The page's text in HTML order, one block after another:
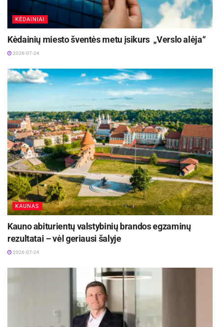
įmonių 2025 m. apyvarta siekė 230,7 mln. Eur
2026-07-29
KĖDAINIAI
Kėdainių miesto šventės metu įsikurs „Verslo alėja“
2026-07-24
KAUNAS
Kauno abiturientų valstybinių brandos egzaminų
rezultatai – vėl geriausi šalyje
2026-07-24